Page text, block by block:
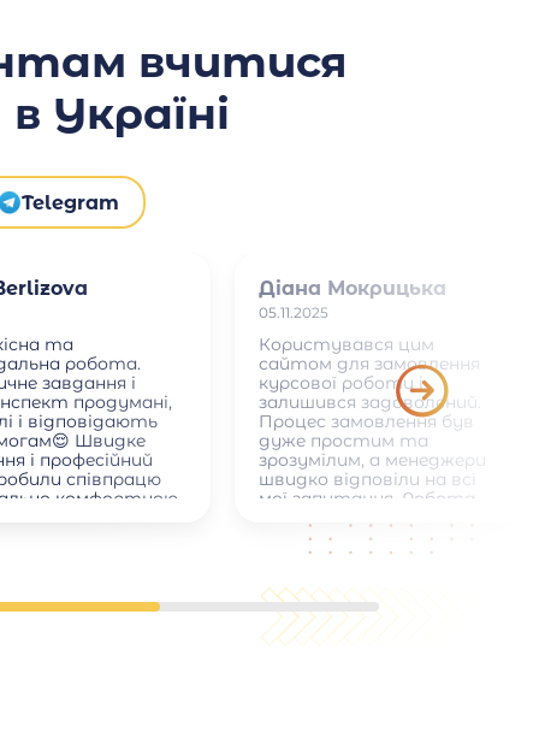
вчитися
Україні
Telegram
та
робота.
завдання і
продумані,
і відповідають
Швидке
і професійний
співпрацю
комфортною
Діана Мокрицька
05.11.2025
Користувався цим
сайтом для замовлення
курсової роботи і
залишився задоволений.
Процес замовлення був
дуже простим та
зрозумілим, а менеджери
швидко відповіли на всі
мої запитання. Робота
якісно та відповідала всім
академічним вимогам:
структура, список
літератури. Також
сподобалася можливість
вносити невеликі правки